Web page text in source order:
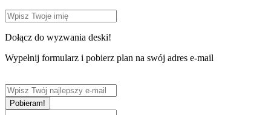
Dołącz do wyzwania deski!
Wypełnij formularz i pobierz plan na swój adres e-mail
Pobieram!